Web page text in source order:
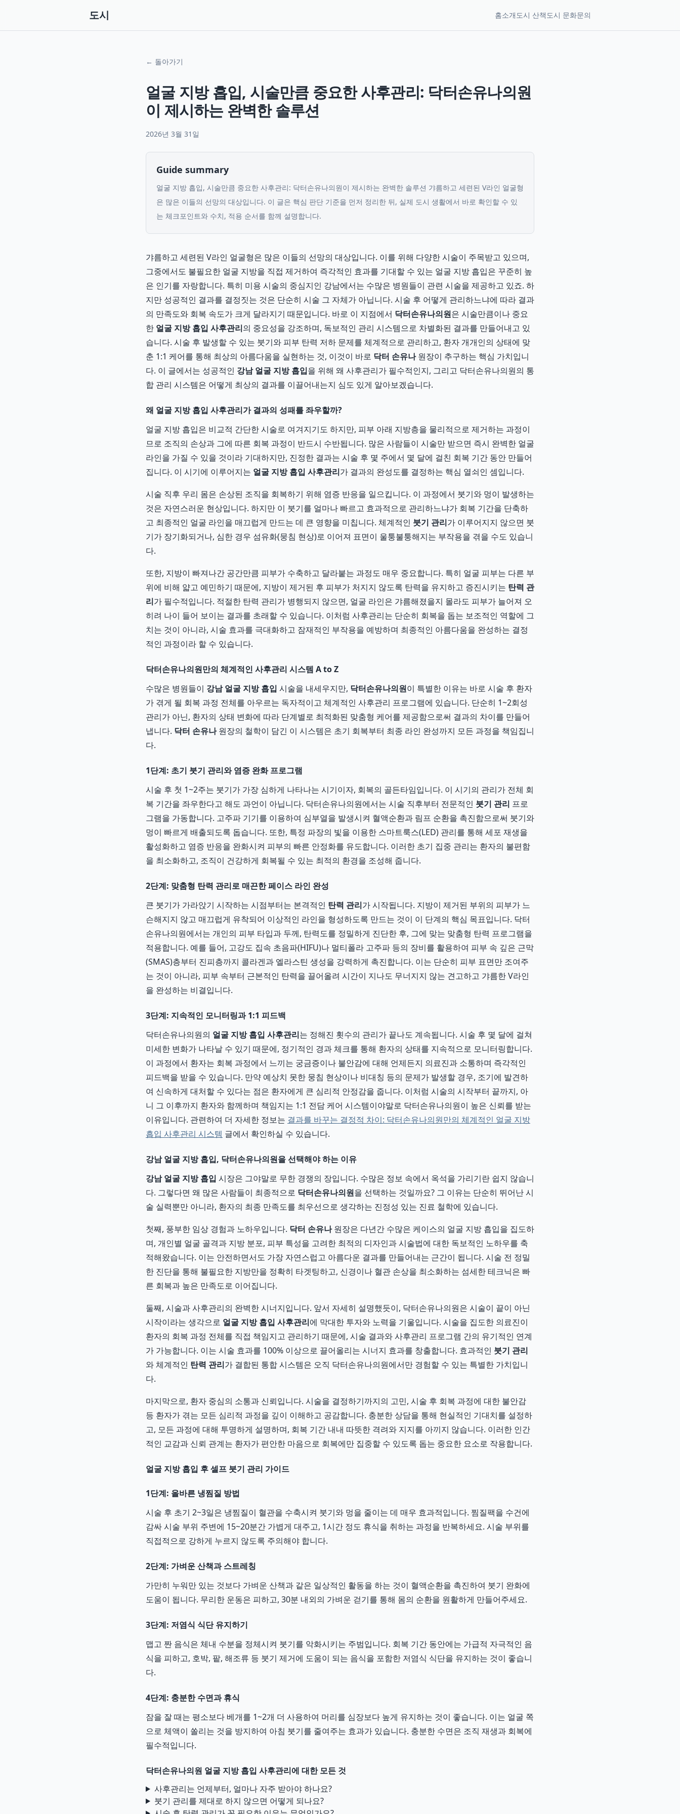
도시 홈소개도시 산책도시 문화문의
← 돌아가기
얼굴 지방 흡입, 시술만큼 중요한 사후관리: 닥터손유나의원
이 제시하는 완벽한 솔루션
2026년 3월 31일
Guide summary
얼굴 지방 흡입, 시술만큼 중요한 사후관리: 닥터손유나의원이 제시하는 완벽한 솔루션 갸름하고 세련된 V라인 얼굴형
은 많은 이들의 선망의 대상입니다. 이 글은 핵심 판단 기준을 먼저 정리한 뒤, 실제 도시 생활에서 바로 확인할 수 있
는 체크포인트와 수치, 적용 순서를 함께 설명합니다.
갸름하고 세련된 V라인 얼굴형은 많은 이들의 선망의 대상입니다. 이를 위해 다양한 시술이 주목받고 있으며,
그중에서도 불필요한 얼굴 지방을 직접 제거하여 즉각적인 효과를 기대할 수 있는 얼굴 지방 흡입은 꾸준히 높
은 인기를 자랑합니다. 특히 미용 시술의 중심지인 강남에서는 수많은 병원들이 관련 시술을 제공하고 있죠. 하
지만 성공적인 결과를 결정짓는 것은 단순히 시술 그 자체가 아닙니다. 시술 후 어떻게 관리하느냐에 따라 결과
의 만족도와 회복 속도가 크게 달라지기 때문입니다. 바로 이 지점에서 닥터손유나의원은 시술만큼이나 중요
한 얼굴 지방 흡입 사후관리의 중요성을 강조하며, 독보적인 관리 시스템으로 차별화된 결과를 만들어내고 있
습니다. 시술 후 발생할 수 있는 붓기와 피부 탄력 저하 문제를 체계적으로 관리하고, 환자 개개인의 상태에 맞
춘 1:1 케어를 통해 최상의 아름다움을 실현하는 것, 이것이 바로 닥터 손유나원장이 추구하는 핵심 가치입니
다. 이 글에서는 성공적인 강남 얼굴 지방 흡입을 위해 왜 사후관리가 필수적인지, 그리고 닥터손유나의원의 통
합 관리 시스템은 어떻게 최상의 결과를 이끌어내는지 심도 있게 알아보겠습니다.
왜 얼굴 지방 흡입 사후관리가 결과의 성패를 좌우할까?
얼굴 지방 흡입은 비교적 간단한 시술로 여겨지기도 하지만, 피부 아래 지방층을 물리적으로 제거하는 과정이
므로 조직의 손상과 그에 따른 회복 과정이 반드시 수반됩니다. 많은 사람들이 시술만 받으면 즉시 완벽한 얼굴
라인을 가질 수 있을 것이라 기대하지만, 진정한 결과는 시술 후 몇 주에서 몇 달에 걸친 회복 기간 동안 만들어
집니다. 이 시기에 이루어지는 얼굴 지방 흡입 사후관리가 결과의 완성도를 결정하는 핵심 열쇠인 셈입니다.
시술 직후 우리 몸은 손상된 조직을 회복하기 위해 염증 반응을 일으킵니다. 이 과정에서 붓기와 멍이 발생하는
것은 자연스러운 현상입니다. 하지만 이 붓기를 얼마나 빠르고 효과적으로 관리하느냐가 회복 기간을 단축하
고 최종적인 얼굴 라인을 매끄럽게 만드는 데 큰 영향을 미칩니다. 체계적인 붓기 관리가 이루어지지 않으면 붓
기가 장기화되거나, 심한 경우 섬유화(뭉침 현상)로 이어져 표면이 울퉁불퉁해지는 부작용을 겪을 수도 있습니
다.
또한, 지방이 빠져나간 공간만큼 피부가 수축하고 달라붙는 과정도 매우 중요합니다. 특히 얼굴 피부는 다른 부
위에 비해 얇고 예민하기 때문에, 지방이 제거된 후 피부가 처지지 않도록 탄력을 유지하고 증진시키는 탄력 관
리가 필수적입니다. 적절한 탄력 관리가 병행되지 않으면, 얼굴 라인은 갸름해졌을지 몰라도 피부가 늘어져 오
히려 나이 들어 보이는 결과를 초래할 수 있습니다. 이처럼 사후관리는 단순히 회복을 돕는 보조적인 역할에 그
치는 것이 아니라, 시술 효과를 극대화하고 잠재적인 부작용을 예방하며 최종적인 아름다움을 완성하는 결정
적인 과정이라 할 수 있습니다.
닥터손유나의원만의 체계적인 사후관리 시스템 A to Z
수많은 병원들이 강남 얼굴 지방 흡입 시술을 내세우지만, 닥터손유나의원이 특별한 이유는 바로 시술 후 환자
가 겪게 될 회복 과정 전체를 아우르는 독자적이고 체계적인 사후관리 프로그램에 있습니다. 단순히 1~2회성
관리가 아닌, 환자의 상태 변화에 따라 단계별로 최적화된 맞춤형 케어를 제공함으로써 결과의 차이를 만들어
냅니다. 닥터 손유나원장의 철학이 담긴 이 시스템은 초기 회복부터 최종 라인 완성까지 모든 과정을 책임집니
다.
1단계: 초기 붓기 관리와 염증 완화 프로그램
시술 후 첫 1~2주는 붓기가 가장 심하게 나타나는 시기이자, 회복의 골든타임입니다. 이 시기의 관리가 전체 회
복 기간을 좌우한다고 해도 과언이 아닙니다. 닥터손유나의원에서는 시술 직후부터 전문적인 붓기 관리 프로
그램을 가동합니다. 고주파 기기를 이용하여 심부열을 발생시켜 혈액순환과 림프 순환을 촉진함으로써 붓기와
멍이 빠르게 배출되도록 돕습니다. 또한, 특정 파장의 빛을 이용한 스마트룩스(LED) 관리를 통해 세포 재생을
활성화하고 염증 반응을 완화시켜 피부의 빠른 안정화를 유도합니다. 이러한 초기 집중 관리는 환자의 불편함
을 최소화하고, 조직이 건강하게 회복될 수 있는 최적의 환경을 조성해 줍니다.
2단계: 맞춤형 탄력 관리로 매끈한 페이스 라인 완성
큰 붓기가 가라앉기 시작하는 시점부터는 본격적인 탄력 관리가 시작됩니다. 지방이 제거된 부위의 피부가 느
슨해지지 않고 매끄럽게 유착되어 이상적인 라인을 형성하도록 만드는 것이 이 단계의 핵심 목표입니다. 닥터
손유나의원에서는 개인의 피부 타입과 두께, 탄력도를 정밀하게 진단한 후, 그에 맞는 맞춤형 탄력 프로그램을
적용합니다. 예를 들어, 고강도 집속 초음파(HIFU)나 멀티폴라 고주파 등의 장비를 활용하여 피부 속 깊은 근막
(SMAS)층부터 진피층까지 콜라겐과 엘라스틴 생성을 강력하게 촉진합니다. 이는 단순히 피부 표면만 조여주
는 것이 아니라, 피부 속부터 근본적인 탄력을 끌어올려 시간이 지나도 무너지지 않는 견고하고 갸름한 V라인
을 완성하는 비결입니다.
3단계: 지속적인 모니터링과 1:1 피드백
닥터손유나의원의 얼굴 지방 흡입 사후관리는 정해진 횟수의 관리가 끝나도 계속됩니다. 시술 후 몇 달에 걸쳐
미세한 변화가 나타날 수 있기 때문에, 정기적인 경과 체크를 통해 환자의 상태를 지속적으로 모니터링합니다.
이 과정에서 환자는 회복 과정에서 느끼는 궁금증이나 불안감에 대해 언제든지 의료진과 소통하며 즉각적인
피드백을 받을 수 있습니다. 만약 예상치 못한 뭉침 현상이나 비대칭 등의 문제가 발생할 경우, 조기에 발견하
여 신속하게 대처할 수 있다는 점은 환자에게 큰 심리적 안정감을 줍니다. 이처럼 시술의 시작부터 끝까지, 아
니 그 이후까지 환자와 함께하며 책임지는 1:1 전담 케어 시스템이야말로 닥터손유나의원이 높은 신뢰를 받는
이유입니다. 관련하여 더 자세한 정보는 결과를 바꾸는 결정적 차이: 닥터손유나의원만의 체계적인 얼굴 지방
흡입 사후관리 시스템 글에서 확인하실 수 있습니다.
강남 얼굴 지방 흡입, 닥터손유나의원을 선택해야 하는 이유
강남 얼굴 지방 흡입 시장은 그야말로 무한 경쟁의 장입니다. 수많은 정보 속에서 옥석을 가리기란 쉽지 않습니
다. 그렇다면 왜 많은 사람들이 최종적으로 닥터손유나의원을 선택하는 것일까요? 그 이유는 단순히 뛰어난 시
술 실력뿐만 아니라, 환자의 최종 만족도를 최우선으로 생각하는 진정성 있는 진료 철학에 있습니다.
첫째, 풍부한 임상 경험과 노하우입니다. 닥터 손유나원장은 다년간 수많은 케이스의 얼굴 지방 흡입을 집도하
며, 개인별 얼굴 골격과 지방 분포, 피부 특성을 고려한 최적의 디자인과 시술법에 대한 독보적인 노하우를 축
적해왔습니다. 이는 안전하면서도 가장 자연스럽고 아름다운 결과를 만들어내는 근간이 됩니다. 시술 전 정밀
한 진단을 통해 불필요한 지방만을 정확히 타겟팅하고, 신경이나 혈관 손상을 최소화하는 섬세한 테크닉은 빠
른 회복과 높은 만족도로 이어집니다.
둘째, 시술과 사후관리의 완벽한 시너지입니다. 앞서 자세히 설명했듯이, 닥터손유나의원은 시술이 끝이 아닌
시작이라는 생각으로 얼굴 지방 흡입 사후관리에 막대한 투자와 노력을 기울입니다. 시술을 집도한 의료진이
환자의 회복 과정 전체를 직접 책임지고 관리하기 때문에, 시술 결과와 사후관리 프로그램 간의 유기적인 연계
가 가능합니다. 이는 시술 효과를 100% 이상으로 끌어올리는 시너지 효과를 창출합니다. 효과적인 붓기 관리
와 체계적인 탄력 관리가 결합된 통합 시스템은 오직 닥터손유나의원에서만 경험할 수 있는 특별한 가치입니
다.
마지막으로, 환자 중심의 소통과 신뢰입니다. 시술을 결정하기까지의 고민, 시술 후 회복 과정에 대한 불안감
등 환자가 겪는 모든 심리적 과정을 깊이 이해하고 공감합니다. 충분한 상담을 통해 현실적인 기대치를 설정하
고, 모든 과정에 대해 투명하게 설명하며, 회복 기간 내내 따뜻한 격려와 지지를 아끼지 않습니다. 이러한 인간
적인 교감과 신뢰 관계는 환자가 편안한 마음으로 회복에만 집중할 수 있도록 돕는 중요한 요소로 작용합니다.
얼굴 지방 흡입 후 셀프 붓기 관리 가이드
1단계: 올바른 냉찜질 방법
시술 후 초기 2~3일은 냉찜질이 혈관을 수축시켜 붓기와 멍을 줄이는 데 매우 효과적입니다. 찜질팩을 수건에
감싸 시술 부위 주변에 15~20분간 가볍게 대주고, 1시간 정도 휴식을 취하는 과정을 반복하세요. 시술 부위를
직접적으로 강하게 누르지 않도록 주의해야 합니다.
2단계: 가벼운 산책과 스트레칭
가만히 누워만 있는 것보다 가벼운 산책과 같은 일상적인 활동을 하는 것이 혈액순환을 촉진하여 붓기 완화에
도움이 됩니다. 무리한 운동은 피하고, 30분 내외의 가벼운 걷기를 통해 몸의 순환을 원활하게 만들어주세요.
3단계: 저염식 식단 유지하기
맵고 짠 음식은 체내 수분을 정체시켜 붓기를 악화시키는 주범입니다. 회복 기간 동안에는 가급적 자극적인 음
식을 피하고, 호박, 팥, 해조류 등 붓기 제거에 도움이 되는 음식을 포함한 저염식 식단을 유지하는 것이 좋습니
다.
4단계: 충분한 수면과 휴식
잠을 잘 때는 평소보다 베개를 1~2개 더 사용하여 머리를 심장보다 높게 유지하는 것이 좋습니다. 이는 얼굴 쪽
으로 체액이 쏠리는 것을 방지하여 아침 붓기를 줄여주는 효과가 있습니다. 충분한 수면은 조직 재생과 회복에
필수적입니다.
닥터손유나의원 얼굴 지방 흡입 사후관리에 대한 모든 것
사후관리는 언제부터, 얼마나 자주 받아야 하나요?
붓기 관리를 제대로 하지 않으면 어떻게 되나요?